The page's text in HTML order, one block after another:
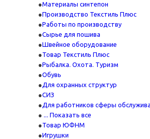
Материалы синтепон
Производство Текстиль Плюс
Работы по производству
Сырье для пошива
Швейное оборудование
Товар Текстиль Плюс
Рыбалка. Охота. Туризм
Обувь
Для охранных структур
СИЗ
Для работников сферы
... Показать все
Товар ЮФНМ
Игрушки